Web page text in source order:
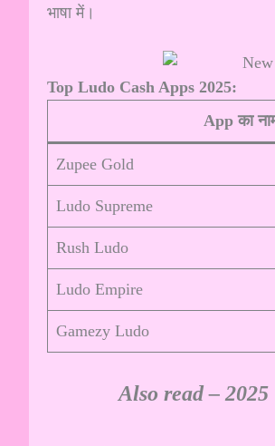
भाषा में।
Top Ludo Cash Apps 2025:
App का
Zupee Gold
Ludo Supreme
Rush Ludo
Ludo Empire
Gamezy Ludo
Also read –2025